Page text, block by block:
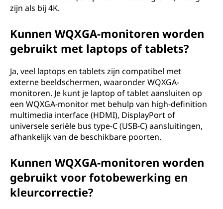
zijn als bij 4K.
Kunnen WQXGA-monitoren worden
gebruikt met laptops of tablets?
Ja, veel laptops en tablets zijn compatibel met
externe beeldschermen, waaronder WQXGA-
monitoren. Je kunt je laptop of tablet aansluiten op
een WQXGA-monitor met behulp van high-definition
multimedia interface (HDMI), DisplayPort of
universele seriële bus type-C (USB-C) aansluitingen,
afhankelijk van de beschikbare poorten.
Kunnen WQXGA-monitoren worden
gebruikt voor fotobewerking en
kleurcorrectie?